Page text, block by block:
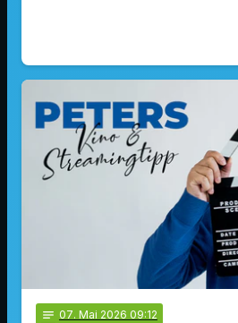
notes 07. Mai 2026 09:12